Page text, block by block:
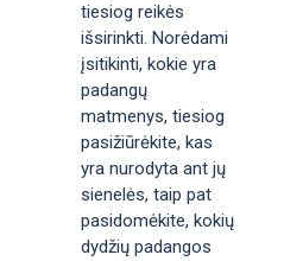
tiesiog reikės
išsirinkti. Norėdami
įsitikinti, kokie yra
padangų
matmenys, tiesiog
pasižiūrėkite, kas
yra nurodyta ant jų
sienelės, taip pat
pasidomėkite, kokių
dydžių padangos